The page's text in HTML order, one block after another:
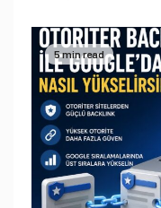
5 min read